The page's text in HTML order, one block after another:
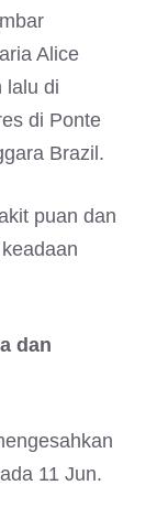
Alice
lalu di
di Ponte
Brazil.
puan dan
dan
11 Jun.